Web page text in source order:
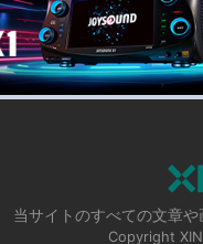
当サイトのすべての文章や
Copyright